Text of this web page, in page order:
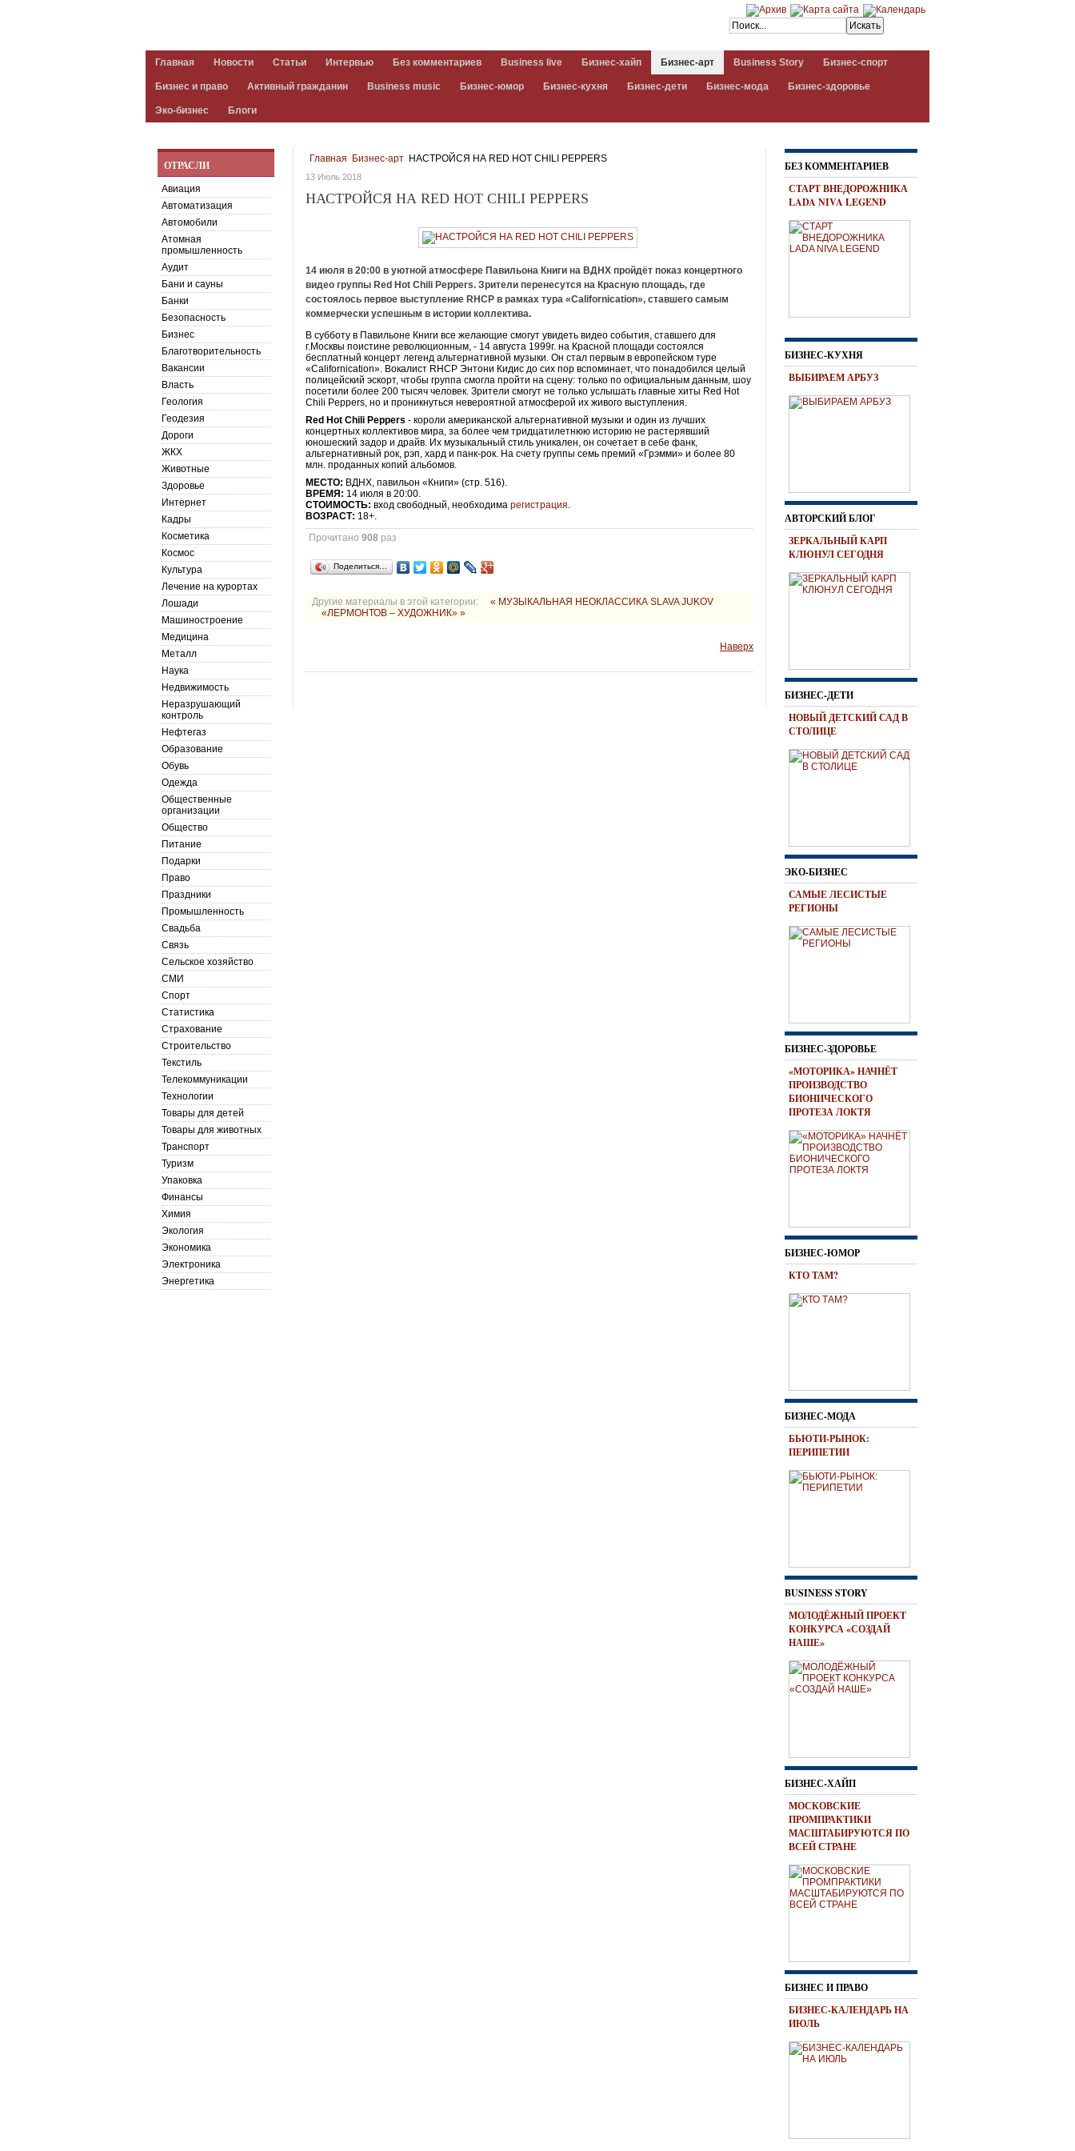
Главная Новости Статьи Интервью Без комментариев Business live Бизнес-хайп Бизнес-арт Business Story Бизнес-спорт
Бизнес и право Активный гражданин Business music Бизнес-юмор Бизнес-кухня Бизнес-дети Бизнес-мода Бизнес-здоровье
Эко-бизнес Блоги
Главная Бизнес-арт НАСТРОЙСЯ НА RED HOT CHILI PEPPERS
13 Июль 2018
НАСТРОЙСЯ НА RED HOT CHILI PEPPERS
14 июля в 20:00 в уютной атмосфере Павильона Книги на ВДНХ пройдёт показ концертного
видео группы Red Hot Chili Peppers. Зрители перенесутся на Красную площадь, где
состоялось первое выступление RHCP в рамках тура «Californication», ставшего самым
коммерчески успешным в истории коллектива.
В субботу в Павильоне Книги все желающие смогут увидеть видео события, ставшего для
г.Москвы поистине революционным, - 14 августа 1999г. на Красной площади состоялся
бесплатный концерт легенд альтернативной музыки. Он стал первым в европейском туре
«Californication». Вокалист RHCP Энтони Кидис до сих пор вспоминает, что понадобился целый
полицейский эскорт, чтобы группа смогла пройти на сцену: только по официальным данным, шоу
посетили более 200 тысяч человек. Зрители смогут не только услышать главные хиты Red Hot
Chili Peppers, но и проникнуться невероятной атмосферой их живого выступления.
Red Hot Chili Peppers - короли американской альтернативной музыки и один из лучших
концертных коллективов мира, за более чем тридцатилетнюю историю не растерявший
юношеский задор и драйв. Их музыкальный стиль уникален, он сочетает в себе фанк,
альтернативный рок, рэп, хард и панк-рок. На счету группы семь премий «Грэмми» и более 80
млн. проданных копий альбомов.
МЕСТО: ВДНХ, павильон «Книги» (стр. 516).
ВРЕМЯ: 14 июля в 20:00.
СТОИМОСТЬ: вход свободный, необходимарегистрация.
ВОЗРАСТ: 18+.
Прочитано908 раз
Поделиться…
Другие материалы в этой категории:
« МУЗЫКАЛЬНАЯ НЕОКЛАССИКА SLAVA JUKOV
«ЛЕРМОНТОВ – ХУДОЖНИК» »
Наверх
ОТРАСЛИ
Авиация
Автоматизация
Автомобили
Атомная
промышленность
Аудит
Бани и сауны
Банки
Безопасность
Бизнес
Благотворительность
Вакансии
Власть
Геология
Геодезия
Дороги
ЖКХ
Животные
Здоровье
Интернет
Кадры
Косметика
Космос
Культура
Лечение на курортах
Лошади
Машиностроение
Медицина
Металл
Наука
Недвижимость
Неразрушающий
контроль
Нефтегаз
Образование
Обувь
Одежда
Общественные
организации
Общество
Питание
Подарки
Право
Праздники
Промышленность
Свадьба
Связь
Сельское хозяйство
СМИ
Спорт
Статистика
Страхование
Строительство
Текстиль
Телекоммуникации
Технологии
Товары для детей
Товары для животных
Транспорт
Туризм
Упаковка
Финансы
Химия
Экология
Экономика
Электроника
Энергетика
БЕЗ КОММЕНТАРИЕВ
СТАРТ ВНЕДОРОЖНИКА
LADA NIVA LEGEND
БИЗНЕС-КУХНЯ
ВЫБИРАЕМ АРБУЗ
АВТОРСКИЙ БЛОГ
ЗЕРКАЛЬНЫЙ КАРП
КЛЮНУЛ СЕГОДНЯ
БИЗНЕС-ДЕТИ
НОВЫЙ ДЕТСКИЙ САД В
СТОЛИЦЕ
ЭКО-БИЗНЕС
САМЫЕ ЛЕСИСТЫЕ
РЕГИОНЫ
БИЗНЕС-ЗДОРОВЬЕ
«МОТОРИКА» НАЧНЁТ
ПРОИЗВОДСТВО
БИОНИЧЕСКОГО
ПРОТЕЗА ЛОКТЯ
БИЗНЕС-ЮМОР
КТО ТАМ?
БИЗНЕС-МОДА
БЬЮТИ-РЫНОК:
ПЕРИПЕТИИ
BUSINESS STORY
МОЛОДЁЖНЫЙ ПРОЕКТ
КОНКУРСА «СОЗДАЙ
НАШЕ»
БИЗНЕС-ХАЙП
МОСКОВСКИЕ
ПРОМПРАКТИКИ
МАСШТАБИРУЮТСЯ ПО
ВСЕЙ СТРАНЕ
БИЗНЕС И ПРАВО
БИЗНЕС-КАЛЕНДАРЬ НА
ИЮЛЬ